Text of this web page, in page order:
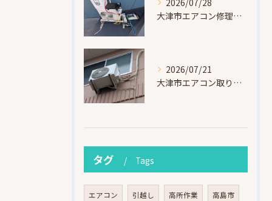
2026/07/28
大津市エアコン修理｜冷媒漏れを特定！高所作業で東芝RAS-F221ARTを修理・ガスチャージ
2026/07/21
大津市エアコン取り付け｜他社で断られたマンション3階の壁面アングル高所作業（ハイセンス HA-J22H-W・プレジーオビワコ）
タグ Tags
エアコン 引越し 高所作業 高島市